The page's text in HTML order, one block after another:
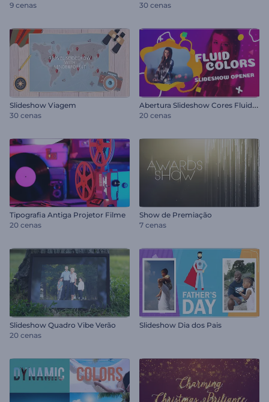
9 cenas
30 cenas
Slideshow Viagem
30 cenas
A
bertura Slideshow Cores Fluidas
20 cenas
Tipografia Antiga Projetor Filme
20 cenas
Show de Premiação
7 cenas
Slideshow Quadro Vibe Verão
20 cenas
Slideshow Dia dos Pais